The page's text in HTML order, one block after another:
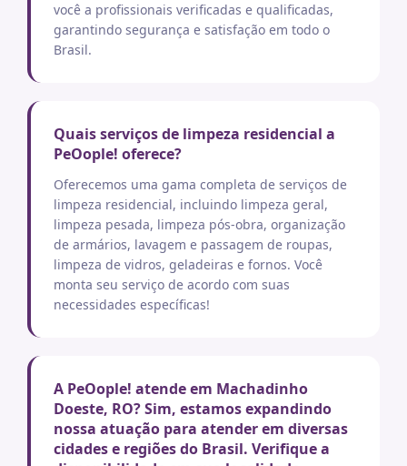
você a profissionais verificadas e qualificadas,
garantindo segurança e satisfação em todo o
Brasil.
Quais serviços de limpeza residencial a
PeOople! oferece?
Oferecemos uma gama completa de serviços de
limpeza residencial, incluindo limpeza geral,
limpeza pesada, limpeza pós-obra, organização
de armários, lavagem e passagem de roupas,
limpeza de vidros, geladeiras e fornos. Você
monta seu serviço de acordo com suas
necessidades específicas!
A PeOople! atende em Machadinho
Doeste, RO? Sim, estamos expandindo
nossa atuação para atender em diversas
cidades e regiões do Brasil. Verifique a